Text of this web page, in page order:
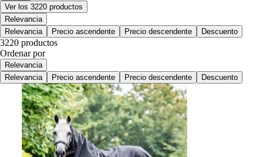
Ver los 3220 productos
Relevancia
Relevancia
Precio ascendente Precio descendente Descuento
3220 productos
Ordenar por
Relevancia
Relevancia
Precio ascendente Precio descendente Descuento